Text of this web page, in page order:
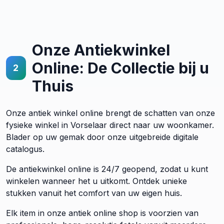
2
Onze Antiekwinkel
Online: De Collectie bij u
Thuis
Onze antiek winkel online brengt de schatten van onze
fysieke winkel in Vorselaar direct naar uw woonkamer.
Blader op uw gemak door onze uitgebreide digitale
catalogus.
De antiekwinkel online is 24/7 geopend, zodat u kunt
winkelen wanneer het u uitkomt. Ontdek unieke
stukken vanuit het comfort van uw eigen huis.
Elk item in onze antiek online shop is voorzien van